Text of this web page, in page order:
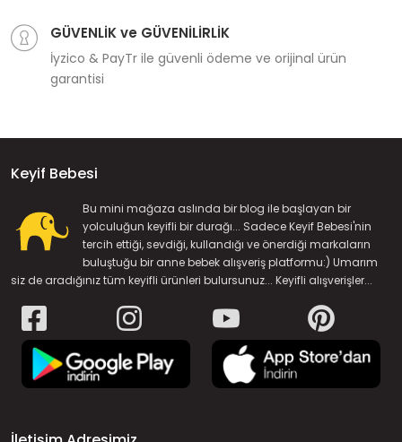
GÜVENLİK ve GÜVENİLİRLİK
İyzico & PayTr ile güvenli ödeme ve orijinal ürün
garantisi
Keyif Bebesi
Bu mini mağaza aslında bir blog ile başlayan bir
yolculuğun keyifli bir durağı... Sadece Keyif Bebesi'nin
tercih ettiği, sevdiği, kullandığı ve önerdiği markaların
buluştuğu bir anne bebek alışveriş platformu:) Umarım
siz de aradığınız tüm keyifli ürünleri bulursunuz... Keyifli alışverişler...